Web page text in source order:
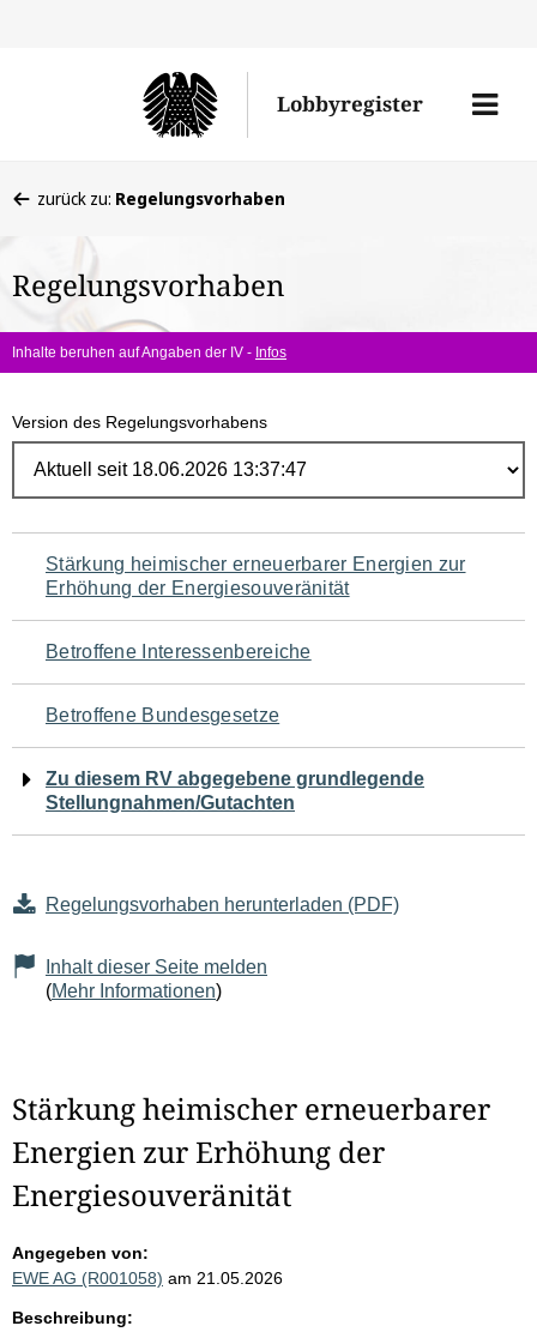
Lobbyregister
Menü
befinden
hier:
zurück zu: Regelungsvorhaben
Regelungsvorhaben
Inhalte beruhen auf Angaben der IV - Infos
Version des Regelungsvorhabens
Navigation
für
den
Seiteninhalt
Stärkung heimischer erneuerbarer Energien zur
Erhöhung der Energiesouveränität
Betroffene Interessenbereiche
Betroffene Bundesgesetze
Zu diesem RV abgegebene grundlegende
Stellungnahmen/Gutachten
Regelungsvorhaben herunterladen (PDF)
Inhalt dieser Seite melden
(Mehr Informationen)
Stärkung heimischer erneuerbarer
Energien zur Erhöhung der
Energiesouveränität
Angegeben von:
EWE AG (R001058) am 21.05.2026
Beschreibung: